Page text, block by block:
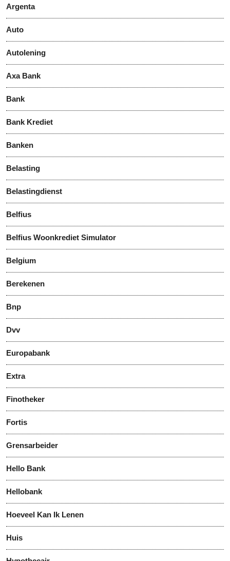
Argenta
Auto
Autolening
Axa Bank
Bank
Bank Krediet
Banken
Belasting
Belastingdienst
Belfius
Belfius Woonkrediet Simulator
Belgium
Berekenen
Bnp
Dvv
Europabank
Extra
Finotheker
Fortis
Grensarbeider
Hello Bank
Hellobank
Hoeveel Kan Ik Lenen
Huis